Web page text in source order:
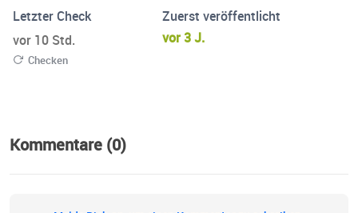
Letzter Check
vor 10 Std.
Checken
Zuerst veröffentlicht
vor 3 J.
Kommentare (0)